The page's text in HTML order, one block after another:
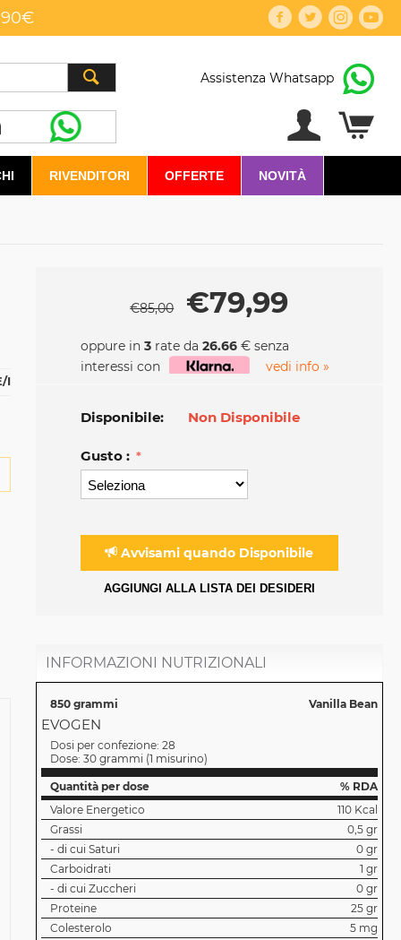
Assistenza Whatsapp
RIVENDITORI OFFERTE NOVITÀ
I
€85,00 €79,99
oppure in 3rate da 26.66€ senza
interessi con
vedi info »
Disponibile: Non Disponibile
Gusto :
Avvisami quando Disponibile
AGGIUNGI ALLA LISTA DEI DESIDERI
INFORMAZIONI NUTRIZIONALI
850 grammi Vanilla Bean
EVOGEN
Dosi per confezione: 28
Dose: 30 grammi (1 misurino)
Quantità per dose
% RDA
Valore Energetico
110 Kcal
Grassi
0,5 gr
- di cui Saturi
0 gr
Carboidrati
1 gr
- di cui Zuccheri
0 gr
Proteine
25 gr
Colesterolo
5 mg